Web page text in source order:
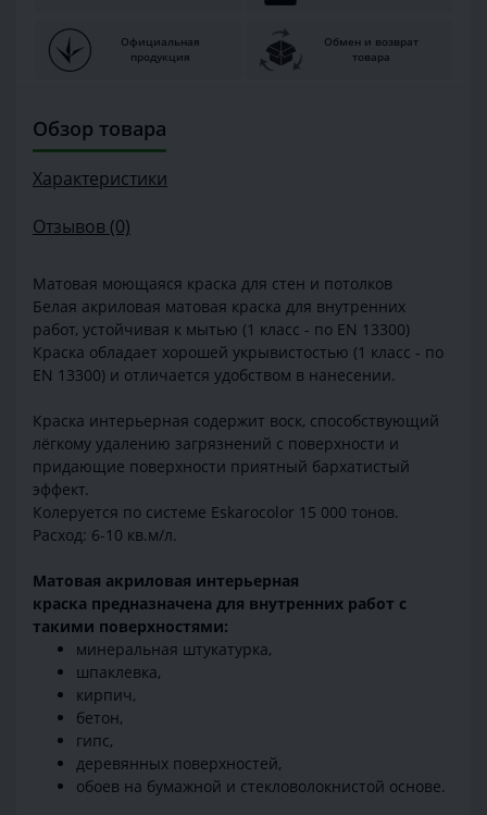
Официальная
продукция
Обмен и возврат
товара
Обзор товара
Характеристики
Отзывов (0)
Матовая моющаяся краска для стен и потолков
Белая акриловая матовая краска для внутренних
работ, устойчивая к мытью (1 класс - по EN 13300)
Краска обладает хорошей укрывистостью (1 класс - по
EN 13300) и отличается удобством в нанесении.
Краска интерьерная содержит воск, способствующий
лёгкому удалению загрязнений с поверхности и
придающие поверхности приятный бархатистый
эффект.
Колеруется по системе Eskarocolor 15 000 тонов.
Расход: 6-10 кв.м/л.
Матовая акриловая интерьерная
краска предназначена для внутренних работ с
такими поверхностями:
минеральная штукатурка,
шпаклевка,
кирпич,
бетон,
гипс,
деревянных поверхностей,
обоев на бумажной и стекловолокнистой основе.